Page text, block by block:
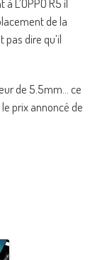
L’OPPO R5 il
de la
dire qu’il
de 5.5mm… ce
prix annoncé de